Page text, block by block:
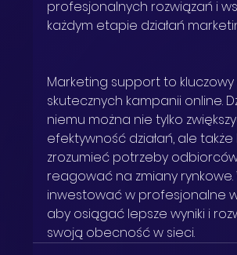
profesjonalnych rozwiązań i
każdym etapie działań
Marketing support to
skutecznych kampanii online.
niemu można nie tylko
efektywność działań, ale
zrozumieć potrzeby
reagować na zmiany rynkowe.
inwestować w profesjonalne
aby osiągać lepsze wyniki i
swoją obecność w sieci.